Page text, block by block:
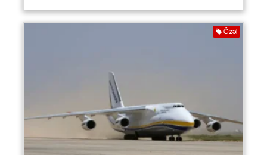
Özəl